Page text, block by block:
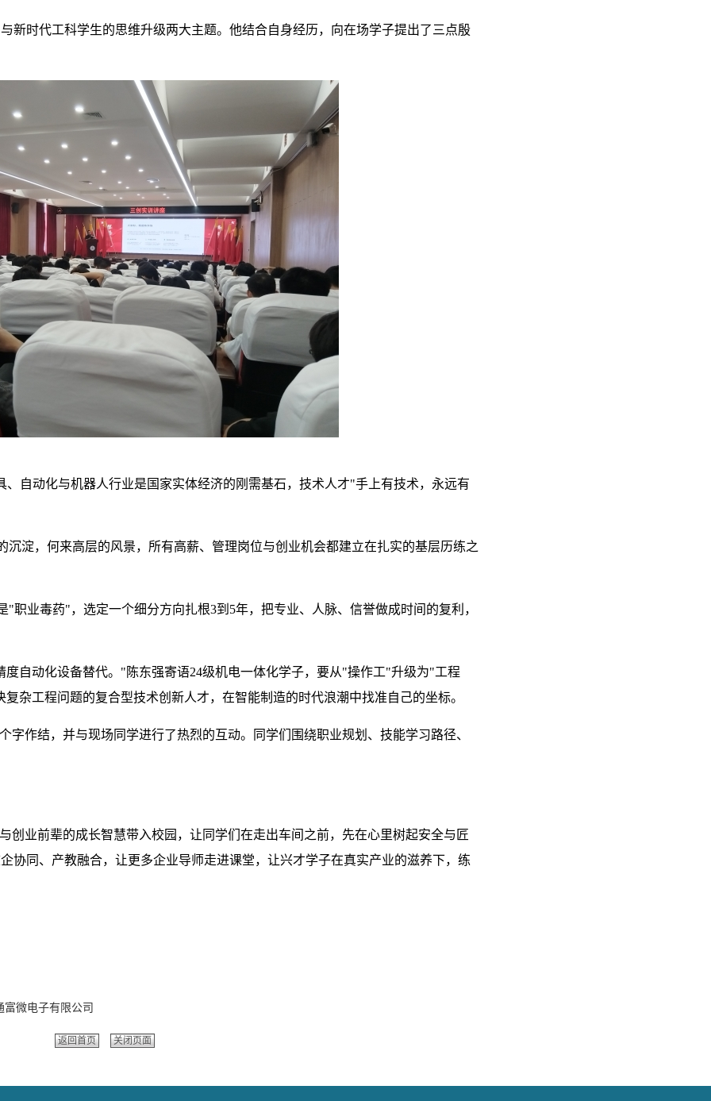
新时代工科学生的思维升级两大主题。他结合自身经历，向在场学子提出了三点殷
自动化与机器人行业是国家实体经济的刚需基石，技术人才"手上有技术，永远有
淀，何来高层的风景，所有高薪、管理岗位与创业机会都建立在扎实的基层历练之
业毒药"，选定一个细分方向扎根3到5年，把专业、人脉、信誉做成时间的复利，
自动化设备替代。"陈东强寄语24级机电一体化学子，要从"操作工"升级为"工程
杂工程问题的复合型技术创新人才，在智能制造的时代浪潮中找准自己的坐标。
作结，并与现场同学进行了热烈的互动。同学们围绕职业规划、技能学习路径、
创业前辈的成长智慧带入校园，让同学们在走出车间之前，先在心里树起安全与匠
协同、产教融合，让更多企业导师走进课堂，让兴才学子在真实产业的滋养下，练
微电子有限公司
返回首页 关闭页面